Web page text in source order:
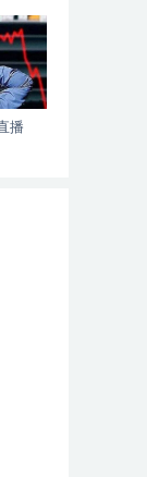
播